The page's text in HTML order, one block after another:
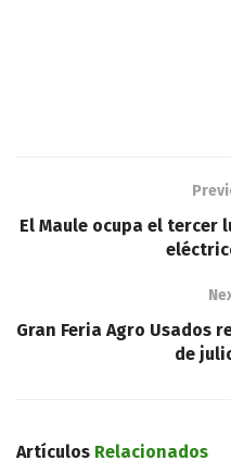
El Maule ocupa el tercer
Gran Feria Agro Usados
de
Artículos Relacionados